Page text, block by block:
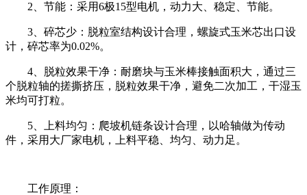
2、节能：采用6极15型电机，动力大、稳定、节能。
3、碎芯少：脱粒室结构设计合理，螺旋式玉米芯出口设
计，碎芯率为0.02%。
4、脱粒效果干净：耐磨块与玉米棒接触面积大，通过三
个脱粒轴的搓撕挤压，脱粒效果干净，避免二次加工，干湿玉
米均可打粒。
5、上料均匀：爬坡机链条设计合理，以哈轴做为传动
件，采用大厂家电机，上料平稳、均匀、动力足。
工作原理：